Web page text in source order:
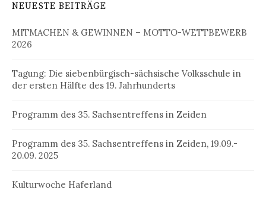
NEUESTE BEITRÄGE
MITMACHEN & GEWINNEN – MOTTO-WETTBEWERB
2026
Tagung: Die siebenbürgisch-sächsische Volksschule in
der ersten Hälfte des 19. Jahrhunderts
Programm des 35. Sachsentreffens in Zeiden
Programm des 35. Sachsentreffens in Zeiden, 19.09.-
20.09. 2025
Kulturwoche Haferland